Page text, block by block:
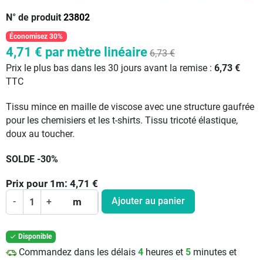
N° de produit 23802
Économisez 30%
4,71 € par mètre linéaire 6,73 €
Prix le plus bas dans les 30 jours avant la remise : 6,73 €
TTC
Tissu mince en maille de viscose avec une structure gaufrée
pour les chemisiers et les t-shirts. Tissu tricoté élastique,
doux au toucher.
SOLDE -30%
Prix pour 1 m: 4,71 €
- + m Ajouter au panier
 Disponible
Commandez dans les délais 4 heures et 5 minutes et